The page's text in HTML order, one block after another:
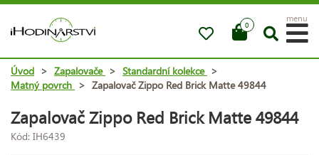
0
menu
Úvod > Zapalovače > Standardní kolekce >
Matný povrch > Zapalovač Zippo Red Brick Matte 49844
Zapalovač Zippo Red Brick Matte 49844
Kód: IH6439